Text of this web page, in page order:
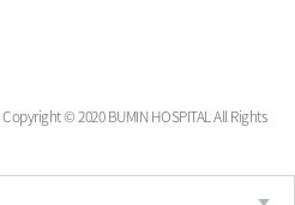
Copyright © 2020 BUMIN HOSPITAL All Rights